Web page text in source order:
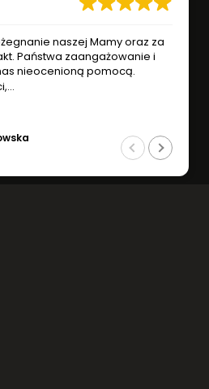
naszej Mamy oraz za
Państwa zaangażowanie i
nieocenioną pomocą.